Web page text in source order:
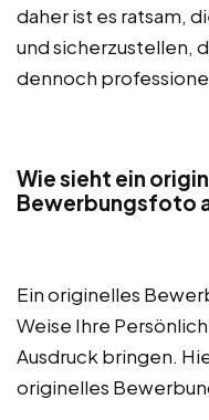
daher ist es ratsam,
und sicherzustellen,
dennoch
Wie sieht ein
Bewerbungsfoto
Ein originelles
Weise Ihre
Ausdruck bringen.
originelles